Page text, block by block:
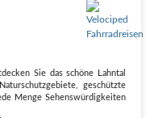
Sie das schöne Lahntal
geschützte
Menge Sehenswürdigkeiten